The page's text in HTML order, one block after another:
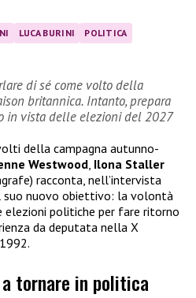
LUCA BURINI
POLITICA
di sé come volto della
britannica. Intanto, prepara
in vista delle elezioni del 2027
della campagna autunno-
Westwood Ilona Staller
racconta, nell’intervista
suo nuovo obiettivo: la volontà
elezioni politiche per fare ritorno
da deputata nella X
tornare in politica